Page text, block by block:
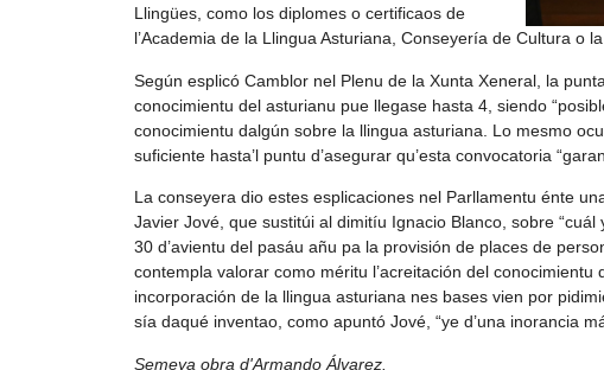
Llingües, como los diplomes o certificaos de
l’Academia de la Llingua Asturiana, Conseyería de Cultura o
Según esplicó Camblor nel Plenu de la Xunta Xeneral, la
conocimientu del asturianu pue llegase hasta 4, siendo
conocimientu dalgún sobre la llingua asturiana. Lo mesmo
suficiente hasta’l puntu d’asegurar qu’esta convocatoria
La conseyera dio estes esplicaciones nel Parllamentu énte
Javier Jové, que sustitúi al dimitíu Ignacio Blanco, sobre
30 d’avientu del pasáu añu pa la provisión de places de
contempla valorar como méritu l’acreitación del
incorporación de la llingua asturiana nes bases vien por
sía daqué inventao, como apuntó Jové, “ye d’una inorancia
Semeya obra d'Armando Álvarez.